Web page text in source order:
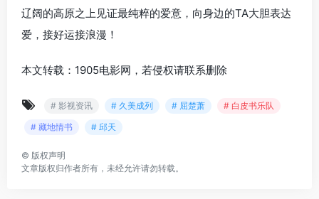
辽阔的高原之上见证最纯粹的爱意，向身边的TA大胆表达
爱，接好运接浪漫！
本文转载：1905电影网，若侵权请联系删除
# 影视资讯 # 久美成列 # 屈楚萧
# 白皮书乐队
# 藏地情书
# 邱天
© 版权声明
文章版权归作者所有，未经允许请勿转载。